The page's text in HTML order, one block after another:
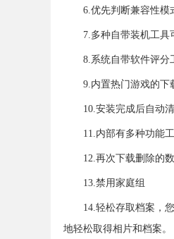
6.优先判断兼容性模
7.多种自带装机工具
8.系统自带软件评分
9.内置热门游戏的下
10.安装完成后自动
11.内部有多种功能
12.再次下载删除的
13.禁用家庭组
14.轻松存取档案，
地轻松取得相片和档案。